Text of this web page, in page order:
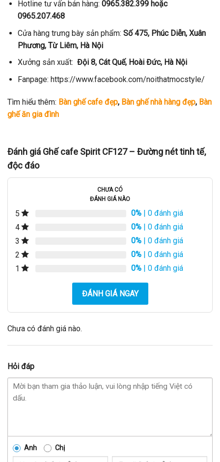
Hotline tư vấn bán hàng: 0965.382.399 hoặc
0965.207.468
Cửa hàng trưng bày sản phẩm: Số 475, Phúc Diễn, Xuân
Phương, Từ Liêm, Hà Nội
Xưởng sản xuất: Đội 8, Cát Quế, Hoài Đức, Hà Nội
Fanpage: https://www.facebook.com/noithatmocstyle/
Tìm hiểu thêm: Bàn ghế cafe đẹp, Bàn ghế nhà hàng đẹp, Bàn
ghế ăn gia đình
Đánh giá Ghế cafe Spirit CF127 – Đường nét tinh tế,
độc đáo
CHƯA CÓ
ĐÁNH GIÁ NÀO
5 0% | 0 đánh giá
4
0% | 0 đánh giá
3
0% | 0 đánh giá
2
0% | 0 đánh giá
1
0% | 0 đánh giá
ĐÁNH GIÁ NGAY
Chưa có đánh giá nào.
Hỏi đáp
Anh Chị